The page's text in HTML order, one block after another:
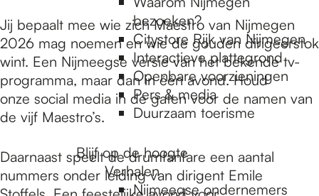
bezoeken?
Citystore Rijk van Nijmegen
Interactieve plattegrond
Openbare voorzieningen
Pers & media
Duurzaam toerisme
Blijf op de hoogte
Verhalen
Nijmeegse ondernemers
Jij bepaalt mee wie zich Maestro van Nijmegen
2026 mag noemen en wie de gouden dirigeerstok
wint. Een Nijmeegse versie van het bekende tv-
programma, maar dan in één avond. Houd
onze social media in de gaten voor de namen van
de vijf Maestro’s.
Daarnaast speelt de drumfanfare een aantal
nummers onder leiding van dirigent Emile